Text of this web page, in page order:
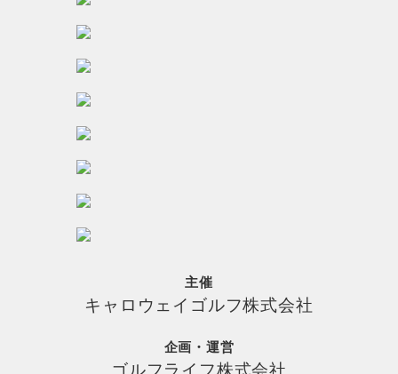
主催
キャロウェイゴルフ株式会社
企画・運営
ゴルフライフ株式会社